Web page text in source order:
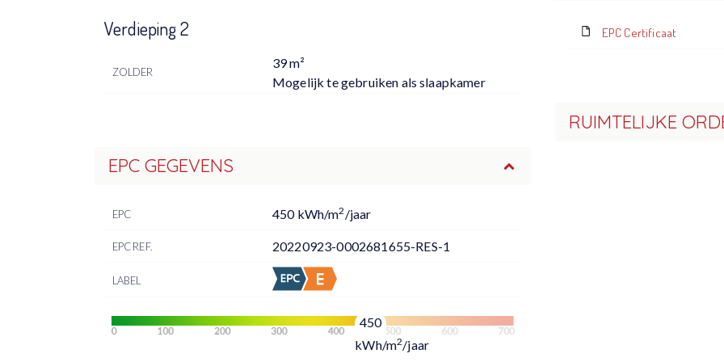
Verdieping 2
ZOLDER
39 m²
Mogelijk te gebruiken als slaapkamer
EPC GEGEVENS
EPC 450 kWh/m2 /jaar
EPC REF. 20220923-0002681655-RES-1
LABEL
450
kWh/m2/jaar
EPC Certificaat
RUIMTELIJKE